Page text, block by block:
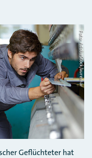
Foto: AdobeStock/auremar
Geflüchteter hat